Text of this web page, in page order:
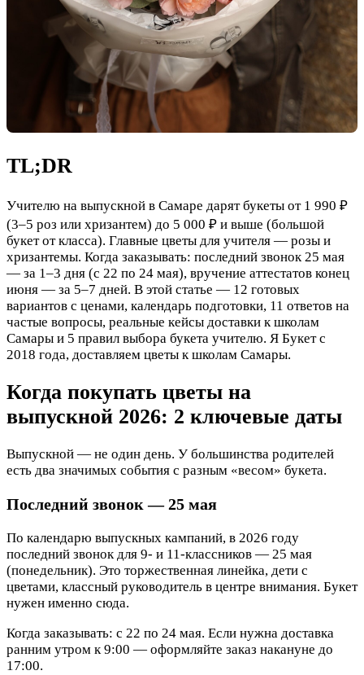
TL;DR
Учителю на выпускной в Самаре дарят букеты от 1 990 ₽
(3–5 роз или хризантем) до 5 000 ₽ и выше (большой
букет от класса). Главные цветы для учителя — розы и
хризантемы. Когда заказывать: последний звонок 25 мая
— за 1–3 дня (с 22 по 24 мая), вручение аттестатов конец
июня — за 5–7 дней. В этой статье — 12 готовых
вариантов с ценами, календарь подготовки, 11 ответов на
частые вопросы, реальные кейсы доставки к школам
Самары и 5 правил выбора букета учителю. Я Букет с
2018 года, доставляем цветы к школам Самары.
Когда покупать цветы на
выпускной 2026: 2 ключевые даты
Выпускной — не один день. У большинства родителей
есть два значимых события с разным «весом» букета.
Последний звонок — 25 мая
По календарю выпускных кампаний, в 2026 году
последний звонок для 9- и 11-классников — 25 мая
(понедельник). Это торжественная линейка, дети с
цветами, классный руководитель в центре внимания. Букет
нужен именно сюда.
Когда заказывать: с 22 по 24 мая. Если нужна доставка
ранним утром к 9:00 — оформляйте заказ накануне до
17:00.